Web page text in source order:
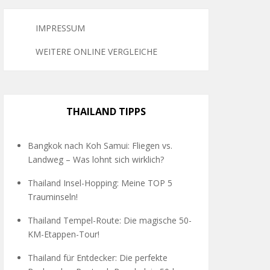
IMPRESSUM
WEITERE ONLINE VERGLEICHE
THAILAND TIPPS
Bangkok nach Koh Samui: Fliegen vs.
Landweg – Was lohnt sich wirklich?
Thailand Insel-Hopping: Meine TOP 5
Trauminseln!
Thailand Tempel-Route: Die magische 50-
KM-Etappen-Tour!
Thailand für Entdecker: Die perfekte